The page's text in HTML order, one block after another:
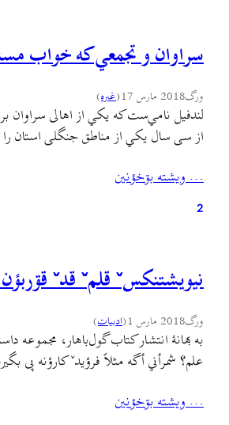
سراوان و تجمعي که خواب
ورگ2018 مارس 17 (غىره)
لندفیل نامي‌ست که یکي از اهالی سراوان
از سی سال یکي از مناطق جنگلی استان
… ويشته بۊخؤنين
2
نيويشتنکسˇ قلمˇ قدˇ
ورگ2018 مارس 1 (ادبيات)
به بهانهٔ انتشار کتاب گول‌باهار،
علم؟ شمرأني أگه مثلاً فرؤیدˇ کارؤنه پی
… ويشته بۊخؤنين